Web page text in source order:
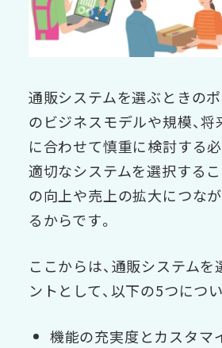
通販システムを選ぶときの
のビジネスモデルや規模、
に合わせて慎重に検討する
適切なシステムを選択するこ
の向上や売上の拡大につな
るからです。
ここからは、通販システム
ントとして、以下の5つにつ
機能の充実度とカスタマ